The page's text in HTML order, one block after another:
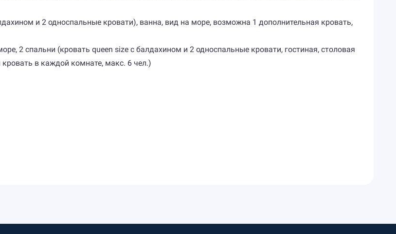
и 2 односпальные кровати), ванна, вид на море, возможна 1 дополнительная кровать,
2 спальни (кровать queen size с балдахином и 2 односпальные кровати, гостиная, столовая
в каждой комнате, макс. 6 чел.)